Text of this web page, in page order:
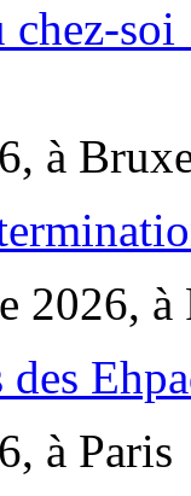
à
2026, à
des
à Paris